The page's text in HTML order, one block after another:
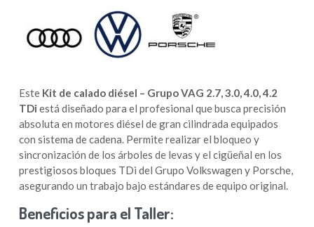
Este Kit de calado diésel – Grupo VAG 2.7, 3.0, 4.0, 4.2
TDi está diseñado para el profesional que busca precisión
absoluta en motores diésel de gran cilindrada equipados
con sistema de cadena. Permite realizar el bloqueo y
sincronización de los árboles de levas y el cigüeñal en los
prestigiosos bloques TDi del Grupo Volkswagen y Porsche,
asegurando un trabajo bajo estándares de equipo original.
Beneficios para el Taller: